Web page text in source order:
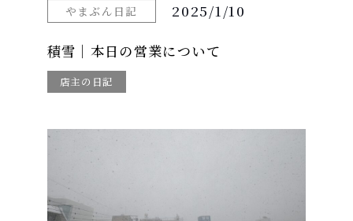
やまぶん日記 2025/1/10
積雪｜本日の営業について
店主の日記